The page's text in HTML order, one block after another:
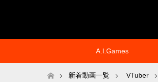
A.I.Games
ホーム新着動画一覧 VTuber